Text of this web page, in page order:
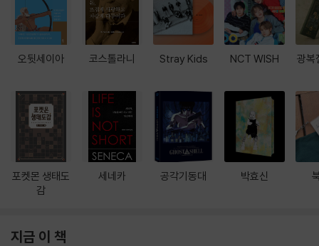
오뒷세이아
포켓몬 생태도
감
코스톨라니
세네카
Stray Kids
공각기동대
NCT WISH
박효신
광복
지금 이 책